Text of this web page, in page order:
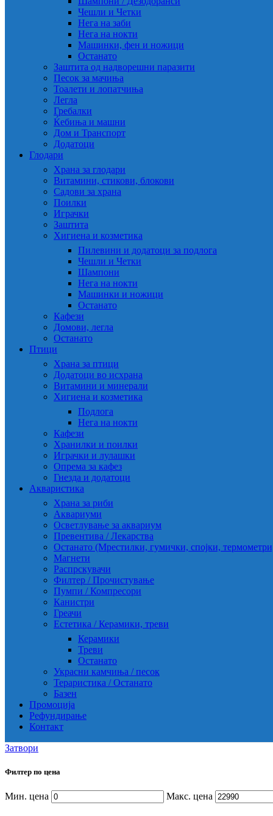
Чешли и Четки
Нега на заби
Нега на нокти
Машинки, фен и ножици
Останато
Заштита од надворешни паразити
Песок за мачиња
Тоалети и лопатчиња
Легла
Гребалки
Ќебиња и машни
Дом и Транспорт
Додатоци
Глодари
Храна за глодари
Витамини, стикови, блокови
Садови за храна
Поилки
Играчки
Заштита
Хигиена и козметика
Пилевини и додатоци за подлога
Чешли и Четки
Шампони
Нега на нокти
Машинки и ножици
Останато
Кафези
Домови, легла
Останато
Птици
Храна за птици
Додатоци во исхрана
Витамини и минерали
Хигиена и козметика
Подлога
Нега на нокти
Кафези
Хранилки и поилки
Играчки и лулашки
Опрема за кафез
Гнезда и додатоци
Акваристика
Храна за риби
Аквариуми
Осветлување за аквариум
Превентива / Лекарства
Останато (Мрестилки, гумички, спојки,
Магнети
Распрскувачи
Филтер / Прочистување
Пумпи / Компресори
Канистри
Греачи
Естетика / Керамики, треви
Керамики
Треви
Останато
Украсни камчиња / песок
Тераристика / Останато
Базен
Промоција
Рефундирање
Контакт
Затвори
Филтер по цена
Мин. цена Макс. цена